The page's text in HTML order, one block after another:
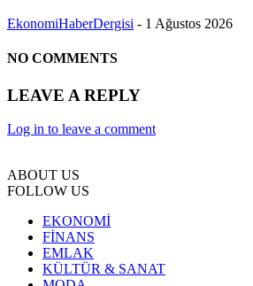
EkonomiHaberDergisi - 1 Ağustos 2026
NO COMMENTS
LEAVE A REPLY
Log in to leave a comment
ABOUT US
FOLLOW US
EKONOMİ
FİNANS
EMLAK
KÜLTÜR & SANAT